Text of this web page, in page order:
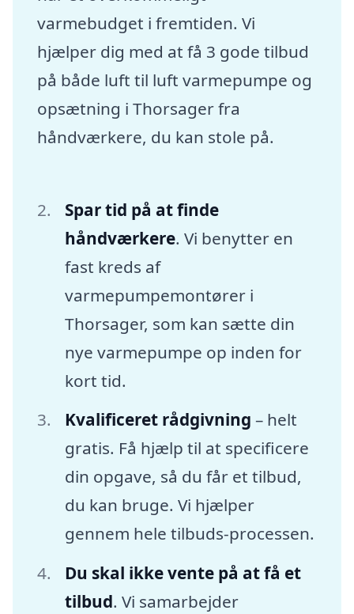
varmebudget i fremtiden. Vi
hjælper dig med at få 3 gode tilbud
på både luft til luft varmepumpe og
opsætning i Thorsager fra
håndværkere, du kan stole på.
Spar tid på at finde
håndværkere. Vi benytter en
fast kreds af
varmepumpemontører i
Thorsager, som kan sætte din
nye varmepumpe op inden for
kort tid.
Kvalificeret rådgivning – helt
gratis. Få hjælp til at specificere
din opgave, så du får et tilbud,
du kan bruge. Vi hjælper
gennem hele tilbuds-processen.
Du skal ikke vente på at få et
tilbud. Vi samarbejder